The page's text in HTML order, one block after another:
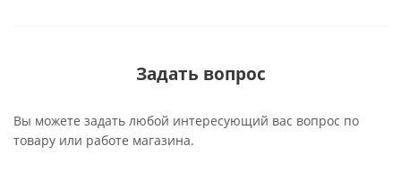
Задать вопрос
Вы можете задать любой интересующий вас вопрос по
товару или работе магазина.